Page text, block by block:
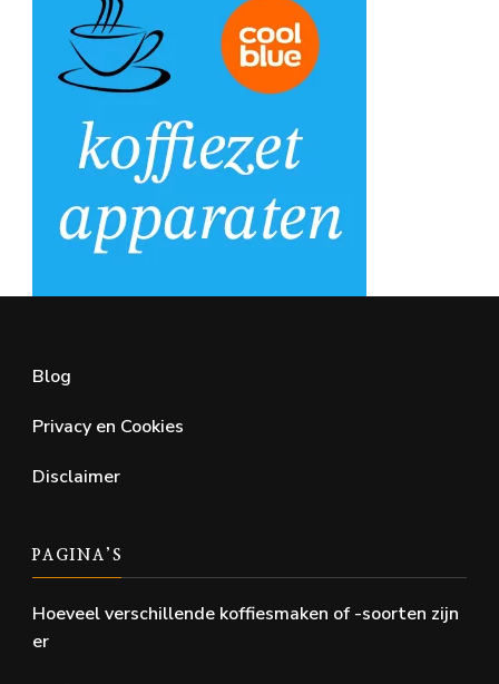
Blog
Privacy en Cookies
Disclaimer
PAGINA’S
Hoeveel verschillende koffiesmaken of -soorten zijn
er